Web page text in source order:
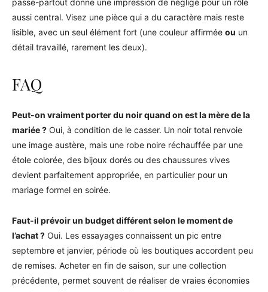
passe-partout donne une impression de négligé pour un rôle
aussi central. Visez une pièce qui a du caractère mais reste
lisible, avec un seul élément fort (une couleur affirmée ou un
détail travaillé, rarement les deux).
FAQ
Peut-on vraiment porter du noir quand on est la mère de la
mariée ? Oui, à condition de le casser. Un noir total renvoie
une image austère, mais une robe noire réchauffée par une
étole colorée, des bijoux dorés ou des chaussures vives
devient parfaitement appropriée, en particulier pour un
mariage formel en soirée.
Faut-il prévoir un budget différent selon le moment de
l’achat ? Oui. Les essayages connaissent un pic entre
septembre et janvier, période où les boutiques accordent peu
de remises. Acheter en fin de saison, sur une collection
précédente, permet souvent de réaliser de vraies économies